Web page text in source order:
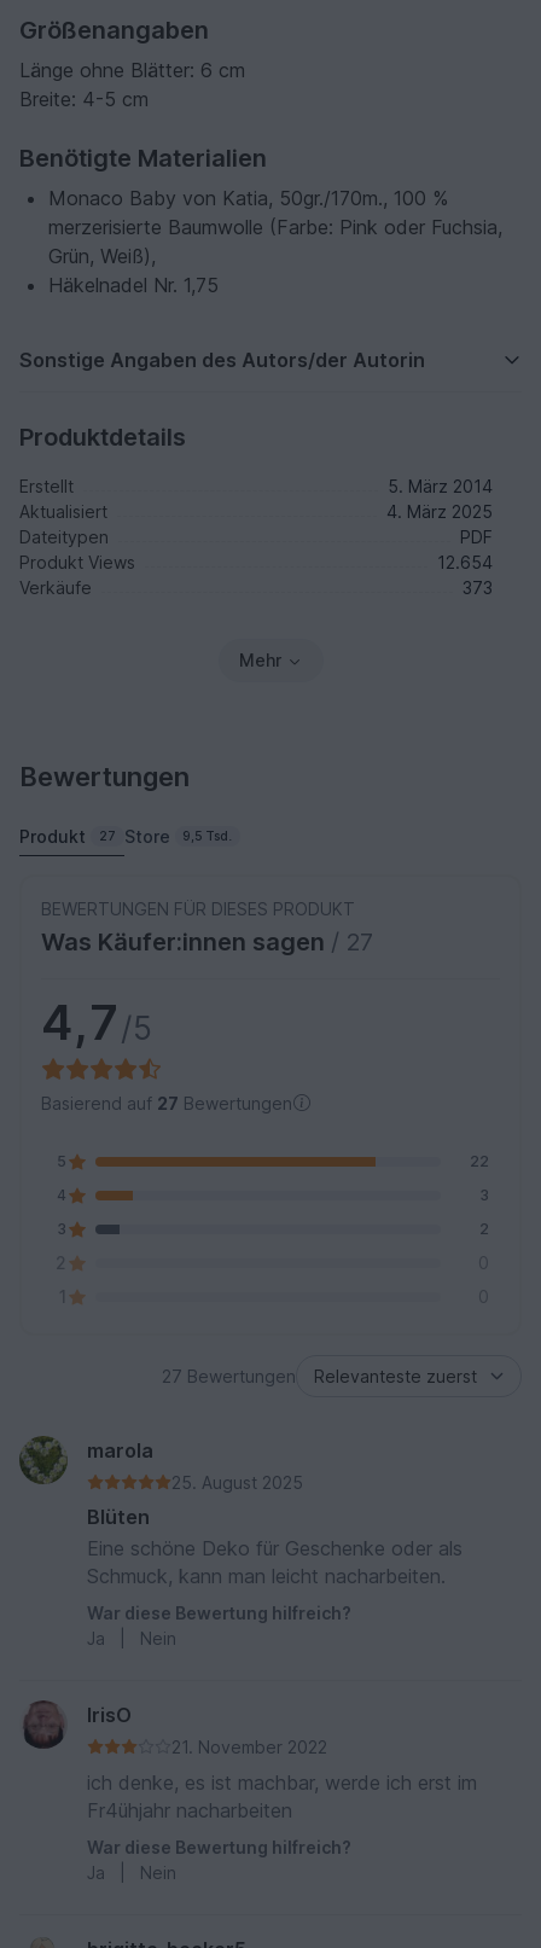
Größenangaben
Länge ohne Blätter: 6 cm
Breite: 4-5 cm
Benötigte Materialien
Monaco Baby von Katia, 50gr./170m., 100 %
merzerisierte Baumwolle (Farbe: Pink oder Fuchsia,
Grün, Weiß),
Häkelnadel Nr. 1,75
Sonstige Angaben des Autors/der Autorin
Produktdetails
Erstellt
5. März 2014
Aktualisiert
4. März 2025
Dateitypen
PDF
Produkt Views
12.654
Verkäufe
373
Mehr
Bewertungen
Produkt 27 Store 9,5 Tsd.
BEWERTUNGEN FÜR DIESES PRODUKT
Was Käufer:innen sagen / 27
4,7/5
Basierend auf 27 Bewertungen
5
22
4
3
3
2
2
0
1
0
27 Bewertungen
marola
25. August 2025
Blüten
Eine schöne Deko für Geschenke oder als
Schmuck, kann man leicht nacharbeiten.
War diese Bewertung hilfreich?
Ja
Nein
IrisO
21. November 2022
ich denke, es ist machbar, werde ich erst im
Fr4ühjahr nacharbeiten
War diese Bewertung hilfreich?
Ja
Nein